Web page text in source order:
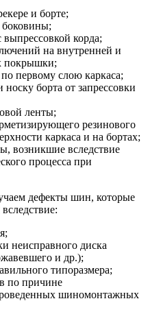
и борте;
боковины;
выпрессовкой корда;
на внутренней и
покрышки;
первому слою каркаса;
борта от запрессовки
ленты;
резинового
каркаса и на бортах;
возникшие вследствие
процесса при
дефекты шин, которые
неисправного диска
и др.);
типоразмера;
по причине
шиномонтажных